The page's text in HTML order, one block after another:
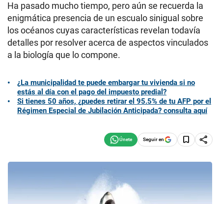
Ha pasado mucho tiempo, pero aún se recuerda la
enigmática presencia de un escualo sinigual sobre
los océanos cuyas características revelan todavía
detalles por resolver acerca de aspectos vinculados
a la biología que lo compone.
¿La municipalidad te puede embargar tu vivienda si no
estás al día con el pago del impuesto predial?
Si tienes 50 años, ¿puedes retirar el 95.5% de tu AFP por el
Régimen Especial de Jubilación Anticipada? consulta aquí
Seguir en